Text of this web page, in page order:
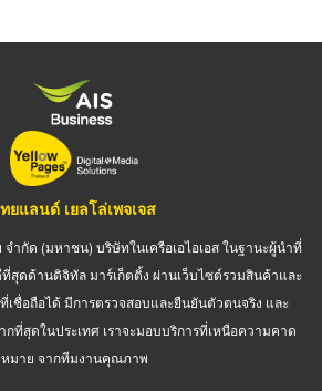
ยแลนด์ เยลโล่เพจเจส
จำกัด (มหาชน) บริษัทในเครือเอไอเอส ในฐานะผู้นำที่
ดด้านดิจิทัล มาร์เก็ตติ้ง ผ่านเว็บไซต์รวมสินค้าและ
เชื่อถือได้ มีการตรวจสอบและยืนยันตัวตนจริง และ
ที่สุดในประเทศ เราจะมอบบริการที่เหนือความคาด
หมาย จากทีมงานคุณภาพ